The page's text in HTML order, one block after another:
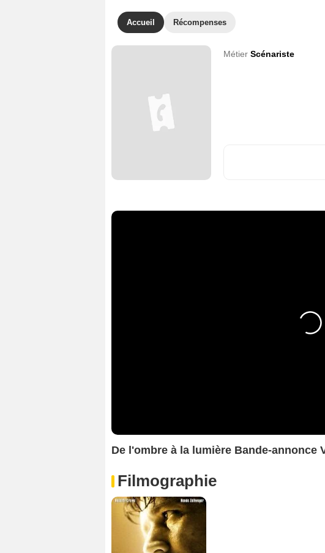
Accueil Récompenses
Métier Scénariste
De l'ombre à la lumière Bande-annonce
Filmographie